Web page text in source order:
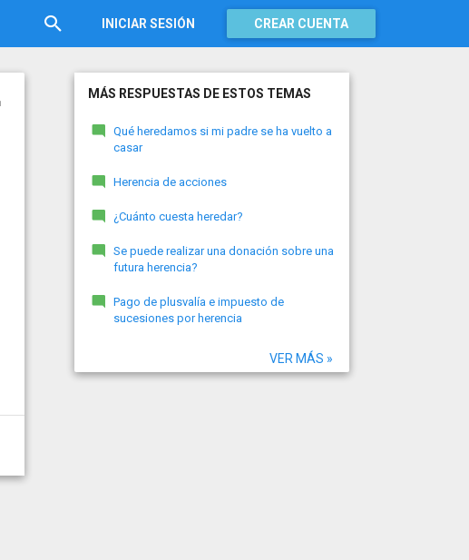
INICIAR SESIÓN CREAR CUENTA
MÁS RESPUESTAS DE ESTOS TEMAS
Qué heredamos si mi padre se ha vuelto a
casar
Herencia de acciones
¿Cuánto cuesta heredar?
Se puede realizar una donación sobre una
futura herencia?
Pago de plusvalía e impuesto de
sucesiones por herencia
VER MÁS »